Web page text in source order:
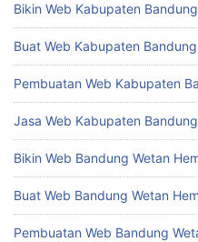
Bikin Web Kabupaten
Buat Web Kabupaten
Pembuatan Web Kabupaten
Jasa Web Kabupaten
Bikin Web Bandung Wetan
Buat Web Bandung Wetan
Pembuatan Web Bandung